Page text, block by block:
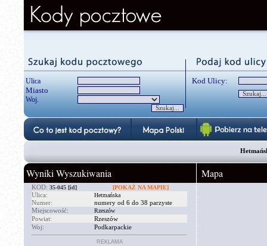
Ulica
Miasto
Woj.
Kod Ulicy:
Wyniki Wyszukiwania
KOD: 35-045 [id] [POKAŻ NA MAPIE]
Ulica: Hetmańska
Numer:
numery od 6 do 38 parzyste
Miejscowość:
Rzeszów
Powiat:
Rzeszów
Woj:
Podkarpackie
REKLAMA
Mapa